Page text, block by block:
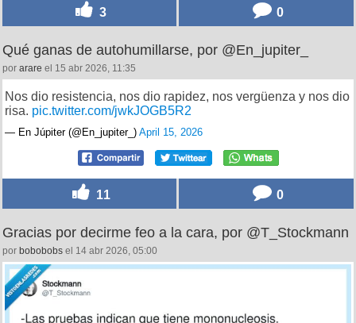
3 0
Qué ganas de autohumillarse, por @En_jupiter_
por arare el 15 abr 2026, 11:35
Nos dio resistencia, nos dio rapidez, nos vergüenza y nos dio
risa. pic.twitter.com/jwkJOGB5R2
— En Júpiter (@En_jupiter_) April 15, 2026
11 0
Gracias por decirme feo a la cara, por @T_Stockmann
por bobobobs el 14 abr 2026, 05:00